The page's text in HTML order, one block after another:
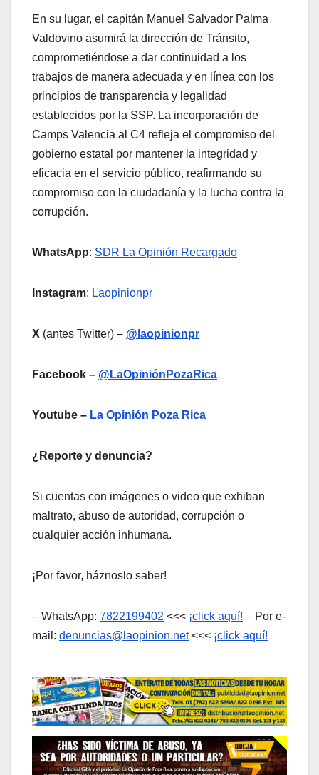
En su lugar, el capitán Manuel Salvador Palma
Valdovino asumirá la dirección de Tránsito,
comprometiéndose a dar continuidad a los
trabajos de manera adecuada y en línea con los
principios de transparencia y legalidad
establecidos por la SSP. La incorporación de
Camps Valencia al C4 refleja el compromiso del
gobierno estatal por mantener la integridad y
eficacia en el servicio público, reafirmando su
compromiso con la ciudadanía y la lucha contra la
corrupción.
WhatsApp: SDR La Opinión Recargado
Instagram: Laopinionpr
X (antes Twitter) – @laopinionpr
Facebook – @LaOpiniónPozaRica
Youtube – La Opinión Poza Rica
¿Reporte y denuncia?
Si cuentas con imágenes o video que exhiban
maltrato, abuso de autoridad, corrupción o
cualquier acción inhumana.
¡Por favor, háznoslo saber!
– WhatsApp: 7822199402 <<< ¡click aquí! – Por e-
mail: denuncias@laopinion.net<<< ¡click aquí!